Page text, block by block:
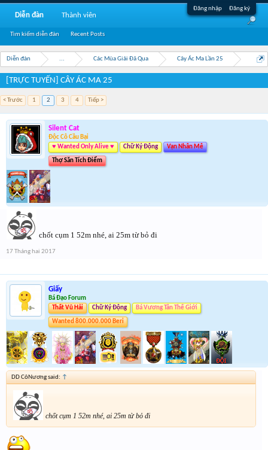
Đăng nhập Đăng ký
Diễn đàn ... Các Mùa Giải Đã Qua Cây Ác Ma Lần 25
[TRỰC TUYẾN] CÂY ÁC MA 25
< Trước 1 2 3 4 Tiếp >
Silent Cat
Độc Cô Cầu Bại
♥ Wanted Only Alive ♥
Chữ Ký Động Vạn Nhân Mê
Thợ Săn Tích Điểm
chốt cụm 1 52m nhé, ai 25m từ bỏ đi
17 Tháng hai 2017
Giấy
Bá Đạo Forum
Thất Vũ Hải
Chữ Ký Động Bá Vương Tân Thế Giới
Wanted 800.000.000 Beri
DD CôNương said: ↑
chốt cụm 1 52m nhé, ai 25m từ bỏ đi
Diễn đàn
Tìm kiếm diễn đàn Recent Posts
Thành viên